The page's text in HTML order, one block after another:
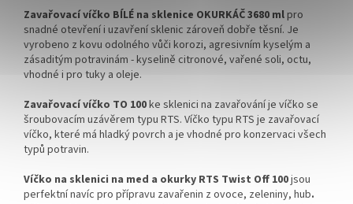
Zavařovací víčko BÍLÉ na sklenice OKURKÁČ 3680 ml pro
snadné otevření i uzavření sklenic zároveň dobře těsní. Je
vyrobeno z kovu odolného vůči korozi, agresivním kyselým a
zásaditým potravinám - kyselině citronové, vařené soli, octu,
vhodné i pro tuky a oleje.
Zavařovací víčko TO 100ke sklenici na zavařování je víčko se
šroubovacím uzávěrem typu RTS. Víčko typu RTS je zavařovací
víčko, které má hladký povrch a je vhodné pro konzervaci všech
typů potravin.
Víčko na sklenici na med a okurky RTS Twist Off 100jsou
perfektní navíc pro přípravu zavařenin z ovoce, zeleniny, hub.